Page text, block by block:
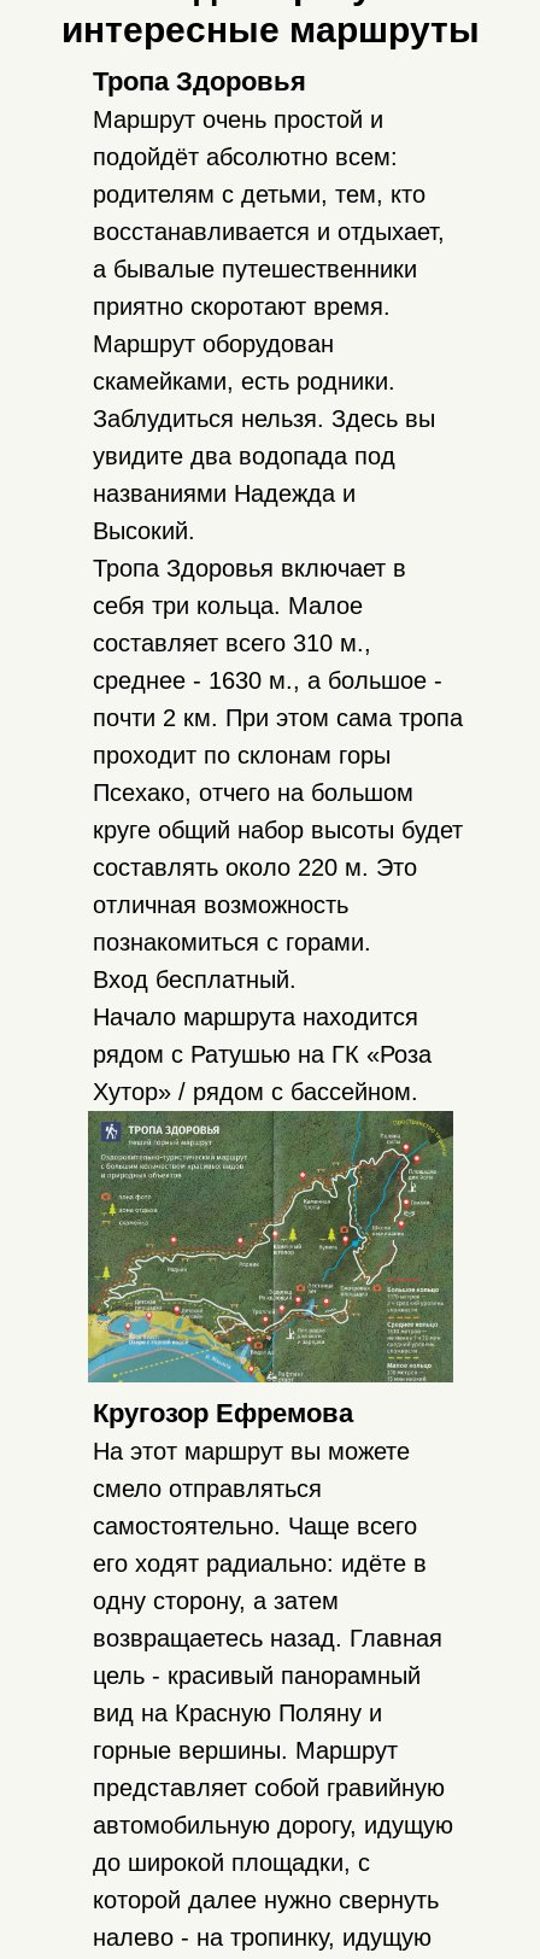
велосипеда, а также одежду
для активного отдыха вы
можете купить в магазине Кант:
kant.ru
Промокод: alexgirnik
интересные маршруты
Маршрут очень простой и
подойдёт абсолютно всем:
родителям с детьми, тем, кто
восстанавливается и отдыхает,
а бывалые путешественники
приятно скоротают время.
Маршрут оборудован
скамейками, есть родники.
Заблудиться нельзя. Здесь вы
увидите два водопада под
названиями Надежда и
Высокий.
Тропа Здоровья включает в
себя три кольца. Малое
составляет всего 310 м.,
среднее - 1630 м., а большое -
почти 2 км. При этом сама тропа
проходит по склонам горы
Псехако, отчего на большом
круге общий набор высоты будет
составлять около 220 м. Это
отличная возможность
познакомиться с горами.
Вход бесплатный.
Начало маршрута находится
рядом с Ратушью на ГК «Роза
Хутор» / рядом с бассейном.
Координаты: 43.673679,
40.298194
На этот маршрут вы можете
смело отправляться
самостоятельно. Чаще всего
его ходят радиально: идёте в
одну сторону, а затем
возвращаетесь назад. Главная
цель - красивый панорамный
вид на Красную Поляну и
горные вершины. Маршрут
представляет собой гравийную
автомобильную дорогу, идущую
до широкой площадки, с
которой далее нужно свернуть
налево - на тропинку, идущую
Кругозор Ефремова
Тропа Здоровья